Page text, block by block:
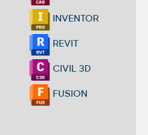
INVENTOR
REVIT
CIVIL 3D
FUSION